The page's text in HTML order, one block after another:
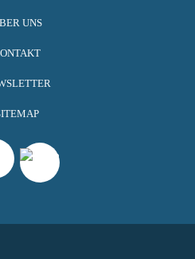
UNS